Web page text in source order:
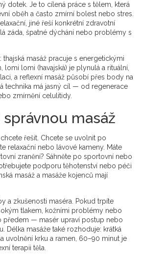
dotek. Je to cílená práce s tělem, která
oběh a často zmírní bolest nebo stres.
jiné řeší konkrétní zdravotní
záda, špatné dýchání nebo problémy s
thajská masáž pracuje s energetickými
lomi lomi (havajská) je plynulá a rituální,
a reflexní masáž působí přes body na
technika má jasný cíl — od regenerace
zmírnění celulitidy.
masáž
řešit. Chcete se uvolnit po
relaxační nebo lávové kameny. Máte
zranění? Sáhněte po sportovní nebo
podporu těhotenství nebo péči
masáž a masáže kojenců mají
a zkušenosti maséra. Pokud trpíte
tlakem, kožními problémy nebo
předem — masér upraví postup nebo
Délka masáže také rozhoduje: krátká
uvolnění krku a ramen, 60–90 minut je
terapii těla.